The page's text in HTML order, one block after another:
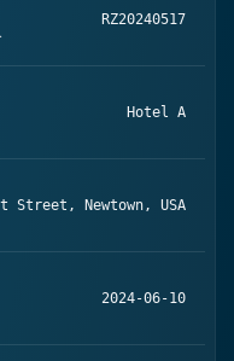
RZ20240517
Hotel A
Street, Newtown, USA
2024-06-10